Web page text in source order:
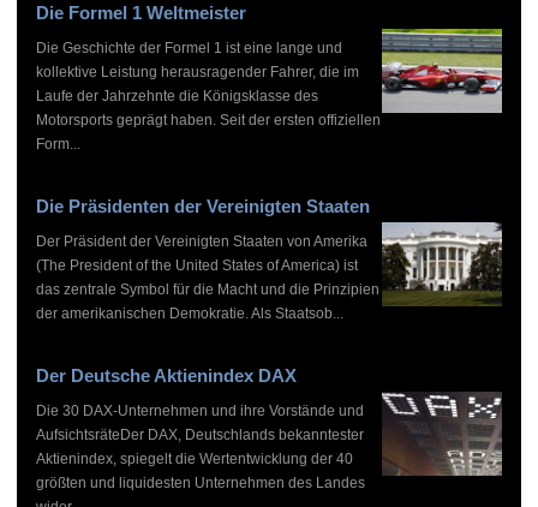
Die Formel 1 Weltmeister
Die Geschichte der Formel 1 ist eine lange und
kollektive Leistung herausragender Fahrer, die im
Laufe der Jahrzehnte die Königsklasse des
Motorsports geprägt haben. Seit der ersten offiziellen
Form...
Die Präsidenten der Vereinigten Staaten
Der Präsident der Vereinigten Staaten von Amerika
(The President of the United States of America) ist
das zentrale Symbol für die Macht und die Prinzipien
der amerikanischen Demokratie. Als Staatsob...
Der Deutsche Aktienindex DAX
Die 30 DAX-Unternehmen und ihre Vorstände und
AufsichtsräteDer DAX, Deutschlands bekanntester
Aktienindex, spiegelt die Wertentwicklung der 40
größten und liquidesten Unternehmen des Landes